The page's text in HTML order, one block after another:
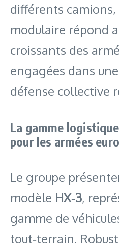
différents camions,
modulaire répond
croissants des
engagées dans
défense collective
La gamme
pour les armées
Le groupe
modèle HX‑3,
gamme de
tout‑terrain.